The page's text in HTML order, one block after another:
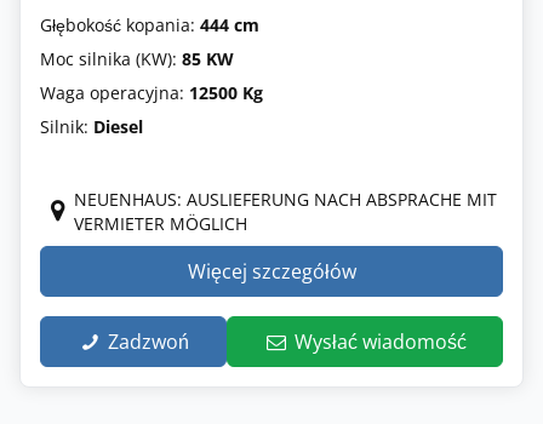
Głębokość kopania: 444 cm
Moc silnika (KW): 85 KW
Waga operacyjna: 12500 Kg
Silnik: Diesel
NEUENHAUS: AUSLIEFERUNG NACH ABSPRACHE MIT
VERMIETER MÖGLICH
Więcej szczegółów
Zadzwoń Wysłać wiadomość